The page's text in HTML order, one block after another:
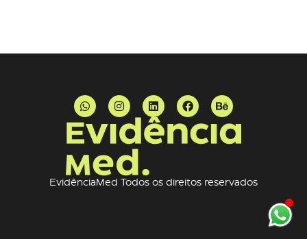
EvidênciaMed Todos os direitos reservados